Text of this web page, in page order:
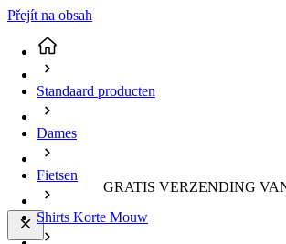
Přejít na obsah
GRATIS VERZENDING
Standaard producten
Dames
Fietsen
Shirts Korte Mouw